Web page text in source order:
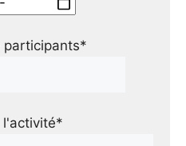
participants*
l'activité*